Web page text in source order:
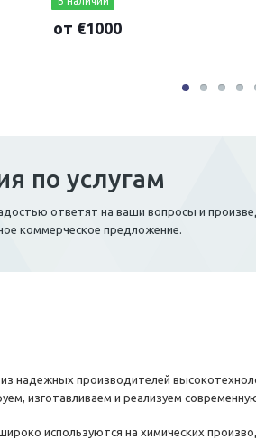
от €1000
по услугам
ответят на ваши вопросы и
коммерческое предложение.
производителей
изготавливаем и реализуем
используются на химических